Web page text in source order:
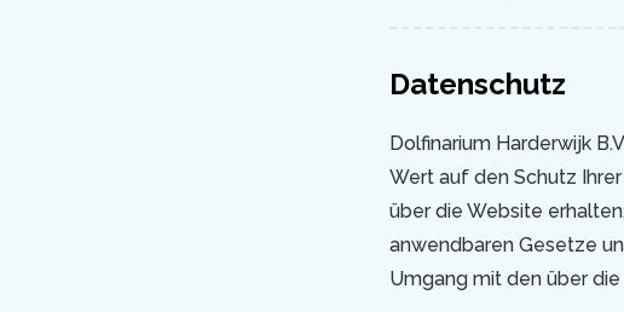
Datenschutz
Dolfinarium Harderwijk
Wert auf den Schutz
über die Website
anwendbaren Gesetze
Umgang mit den über